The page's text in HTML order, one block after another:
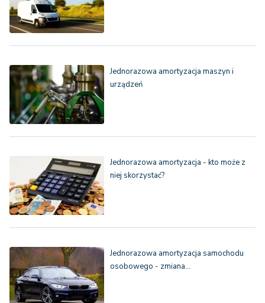
Jednorazowa amortyzacja maszyn i
urządzeń
Jednorazowa amortyzacja - kto może z
niej skorzystać?
Jednorazowa amortyzacja samochodu
osobowego - zmiana…